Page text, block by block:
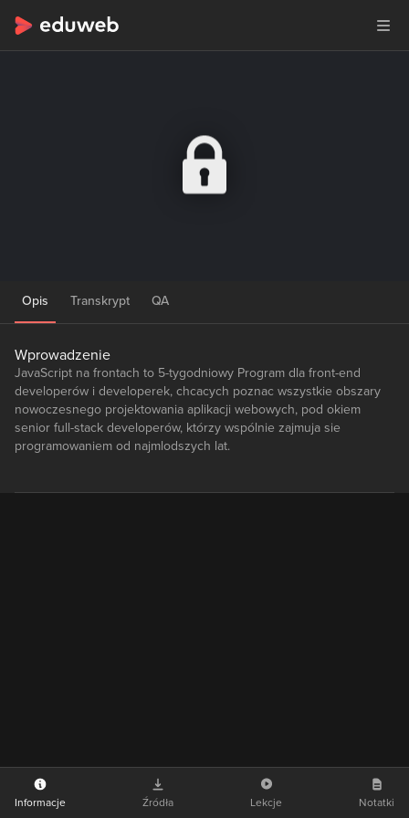
Opis Transkrypt QA
Wprowadzenie
JavaScript na frontach to 5-tygodniowy Program dla front-end
developerów i developerek, chcacych poznac wszystkie obszary
nowoczesnego projektowania aplikacji webowych, pod okiem
senior full-stack developerów, którzy wspólnie zajmuja sie
programowaniem od najmlodszych lat.
Informacje Źródła Lekcje Notatki